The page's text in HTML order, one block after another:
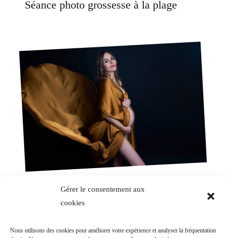
Gérer le consentement aux
cookies
Nous utilisons des cookies pour améliorer votre expérience et analyser la fréquentation
Séance photo grossesse à la plage
Grossesse